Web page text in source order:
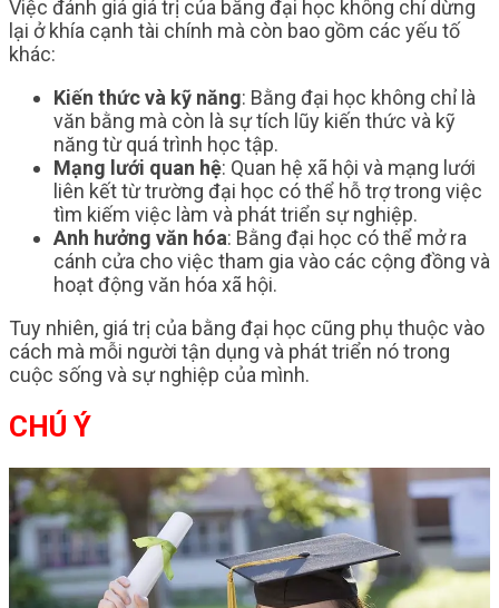
Việc đánh giá giá trị của bằng đại học không chỉ dừng
lại ở khía cạnh tài chính mà còn bao gồm các yếu tố
khác:
Kiến thức và kỹ năng: Bằng đại học không chỉ là
văn bằng mà còn là sự tích lũy kiến thức và kỹ
năng từ quá trình học tập.
Mạng lưới quan hệ: Quan hệ xã hội và mạng lưới
liên kết từ trường đại học có thể hỗ trợ trong việc
tìm kiếm việc làm và phát triển sự nghiệp.
Anh hưởng văn hóa: Bằng đại học có thể mở ra
cánh cửa cho việc tham gia vào các cộng đồng và
hoạt động văn hóa xã hội.
Tuy nhiên, giá trị của bằng đại học cũng phụ thuộc vào
cách mà mỗi người tận dụng và phát triển nó trong
cuộc sống và sự nghiệp của mình.
CHÚ Ý